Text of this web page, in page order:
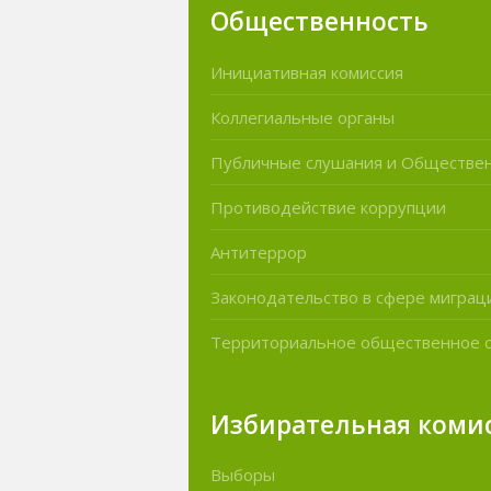
Общественность
Инициативная комиссия
Коллегиальные органы
Публичные слушания и
Противодействие коррупции
Антитеррор
Законодательство в сфере
Территориальное общественное
Избирательная
Выборы